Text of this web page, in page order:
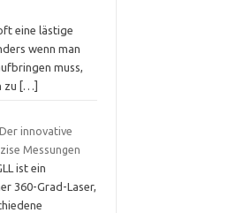
eine lästige
wenn man
muss,
zu
[…]
Der innovative
Messungen
ist ein
360-Grad-Laser,